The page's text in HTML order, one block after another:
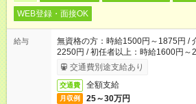
WEB登録・面接OK
給与
無資格の方：時給1500円～1875円 /
2250円 / 初任者以上：時給1600円～
交通費別途支給あり
交通費 全額支給
月収例 25～30万円